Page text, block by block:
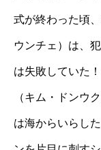
式が終わった頃
ウンチェ）は、
は失敗していた
（キム・ドンウ
は海からいらし